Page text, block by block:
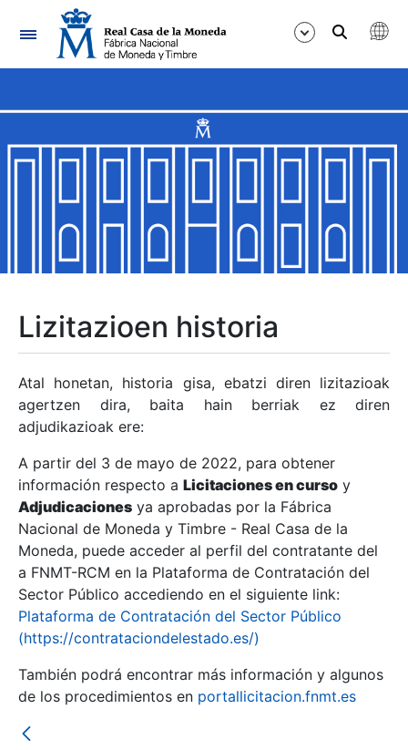
Nabigazioa
Erakutsi/Ezkutatu
Erakutsi/Ezkutatu
Erakutsi/Ezkutatu
Erakutsi/Ezkutatu
Erakutsi/Ezkutatu
Erakutsi/Ezkutatu
Erakutsi/Ezkutatu
Lizitazioen historia
Atal honetan, historia gisa, ebatzi diren lizitazioak
agertzen dira, baita hain berriak ez diren
adjudikazioak ere:
A partir del 3 de mayo de 2022, para obtener
información respecto a Licitaciones en curso y
Adjudicaciones ya aprobadas por la Fábrica
Nacional de Moneda y Timbre - Real Casa de la
Moneda, puede acceder al perfil del contratante del
a FNMT-RCM en la Plataforma de Contratación del
Sector Público accediendo en el siguiente link:
Plataforma de Contratación del Sector Público
(https://contrataciondelestado.es/)
También podrá encontrar más información y algunos
de los procedimientos en portallicitacion.fnmt.es